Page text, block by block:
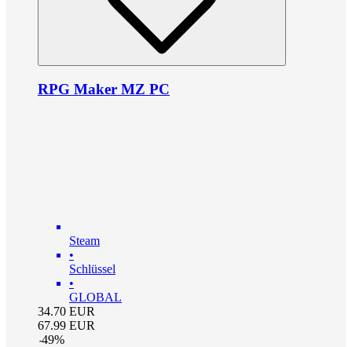
RPG Maker MZ PC
Steam
•
Schlüssel
•
GLOBAL
34.70 EUR
67.99 EUR
-49%